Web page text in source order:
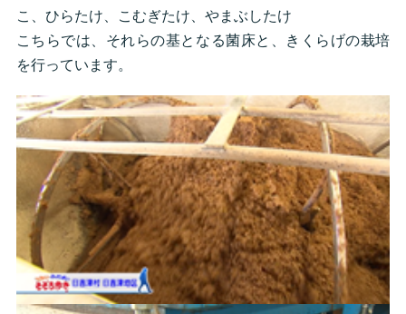
こ、ひらたけ、こむぎたけ、やまぶしたけ
こちらでは、それらの基となる菌床と、きくらげの栽培
を行っています。